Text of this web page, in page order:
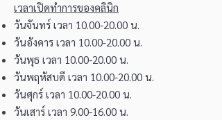
เวลาเปิดทำการของคลินิก
วันจันทร์ เวลา 10.00-20.00 น.
วันอังคาร เวลา 10.00-20.00 น.
วันพุธ เวลา 10.00-20.00 น.
วันพฤหัสบดี เวลา 10.00-20.00 น.
วันศุกร์ เวลา 10.00-20.00 น.
วันเสาร์ เวลา 9.00-16.00 น.